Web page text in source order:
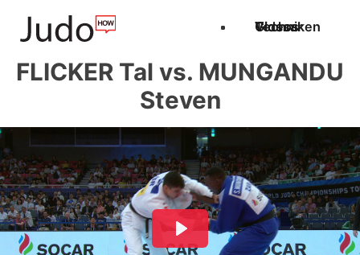
Techniken
Videos
Glossar
FLICKER Tal vs. MUNGANDU
Steven